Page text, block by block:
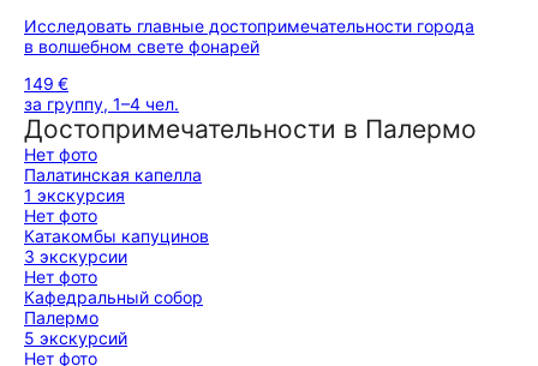
Исследовать главные достопримечательности города
в волшебном свете фонарей
149 €
за группу, 1–4 чел.
Достопримечательности в Палермо
Нет фото
Палатинская капелла
1 экскурсия
Нет фото
Катакомбы капуцинов
3 экскурсии
Нет фото
Кафедральный собор
Палермо
5 экскурсий
Нет фото